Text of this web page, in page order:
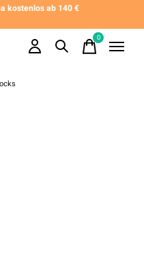
kostenlos ab 140 €
0items